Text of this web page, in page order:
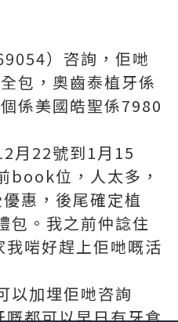
）咨詢，佢哋
包，奧齒泰植牙係
係美國皓聖係7980
月22號到1月15
book位，人太多，
惠，後尾確定植
包。我之前仲諗住
啱好趕上佢哋嘅活
以加埋佢哋咨詢
都可以早日有牙食